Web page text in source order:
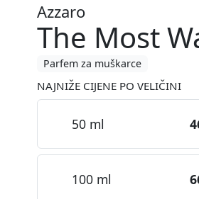
Azzaro
The Most
Parfem za muškarce
NAJNIŽE CIJENE PO VELIČINI
50 ml
100 ml